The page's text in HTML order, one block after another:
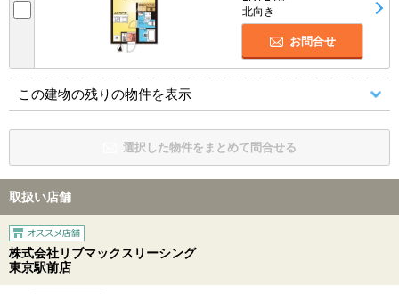
北向き
お問合せ
この建物の残りの物件を表示
選択した物件をまとめて問合せる
取扱い店舗
株式会社リブマックスリーシング
東京駅前店